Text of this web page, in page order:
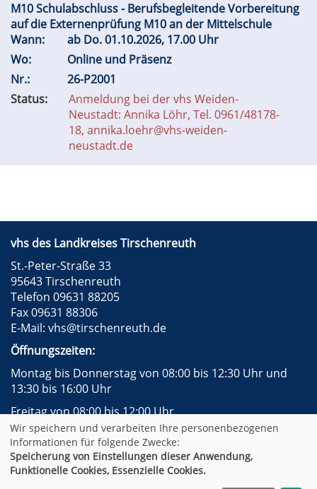
M10 Schulabschluss - Berufsbegleitende Vorbereitung
auf die Externenprüfung M10 an der Mittelschule
Wann:
ab Do.01.10.2026, 17.00 Uhr
Wo:
Online und Präsenz
Nr.:
26-P2001
Status:
Anmeldung bei der vhs Weiden-
Neustadt: Annika Löhr, Tel. 0961/48178-
18, annika.loehr@vhs-weiden-
neustadt.de
vhs des Landkreises Tirschenreuth
St.-Peter-Straße 33
95643 Tirschenreuth
Telefon 09631 88205
Fax 09631 88306
E-Mail: vhs@tirschenreuth.de
Öffnungszeiten:
Montag bis Donnerstag von 08:00 bis 12:30 Uhr und
13:30 bis 16:00 Uhr
Freitag von 08:00 bis 12:00 Uhr
Facebook
Instagram
Impressum
AGB
Datenschutzerklärung
Widerrufsformular
Newsletter
Sitemap
Wir speichern und verarbeiten Ihre personenbezogenen
Informationen für folgende Zwecke:
Speicherung von Einstellungen dieser Anwendung,
Funktionelle Cookies, Essenzielle Cookies.